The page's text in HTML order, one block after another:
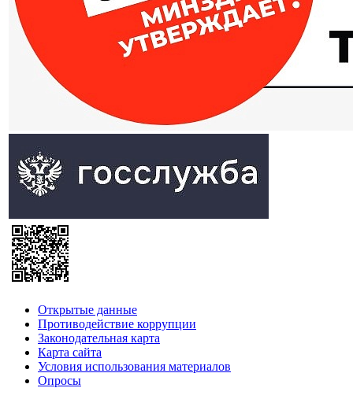
Открытые данные
Противодействие коррупции
Законодательная карта
Карта сайта
Условия использования материалов
Опросы